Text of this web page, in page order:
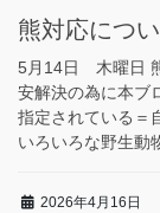
熊対応につ
5月14日 木曜日
安解決の為に本ブ
指定されている＝
いろいろな野生動
2026年4月16日